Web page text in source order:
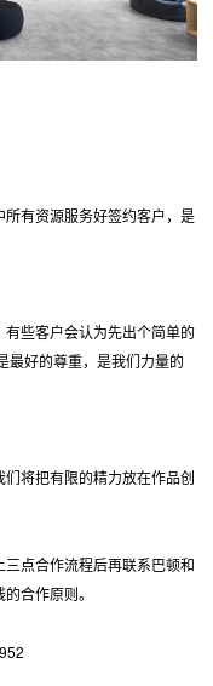
有资源服务好签约客户，是
些客户会认为先出个简单的
最好的尊重，是我们力量的
将把有限的精力放在作品创
点合作流程后再联系巴顿和
合作原则。